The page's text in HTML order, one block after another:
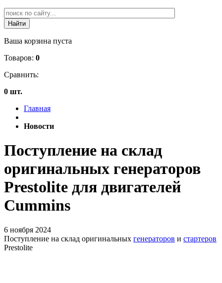
Ваша корзина пуста
Товаров: 0
Сравнить:
0 шт.
Главная
Новости
Поступление на склад
оригинальных генераторов
Prestolite для двигателей
Cummins
6 ноября 2024
Поступление на склад оригинальных генераторов и стартеров
Prestolite